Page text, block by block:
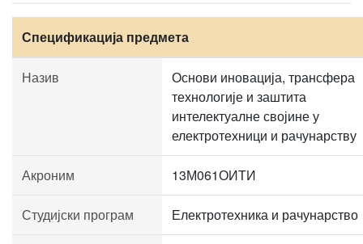
Спецификација предмета
Назив
Основи иновација, трансфера
технологије и заштита
интелектуалне својине у
електротехници и рачунарству
Акроним 13М061ОИТИ
Студијски програм Електротехника и рачунарство